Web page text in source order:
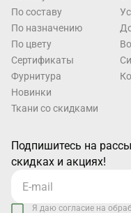
По составу
По назначению
По цвету
Cертификаты
Фурнитура
Новинки
Ткани со скидками
Подпишитесь на
скидках и акциях!
Я даю согласие на